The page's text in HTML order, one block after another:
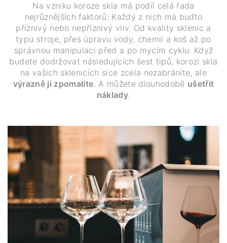
Na vzniku koroze skla má podíl celá řada
nejrůznějších faktorů: Každý z nich má buďto
příznivý nebo nepříznivý vliv. Od kvality sklenic a
typu stroje, přes úpravu vody, chemii a koš až po
správnou manipulaci před a po mycím cyklu. Když
budete dodržovat následujících šest tipů, korozi skla
na vašich sklenicích sice zcela nezabráníte, ale
výrazně ji zpomalíte. A můžete dlouhodobě ušetřit
náklady.